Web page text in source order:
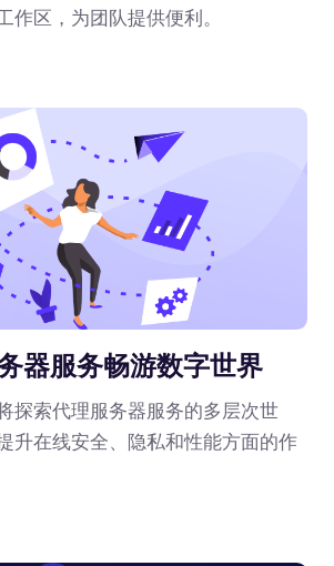
作区，为团队提供便利。
器服务畅游数字世界
探索代理服务器服务的多层次世
升在线安全、隐私和性能方面的作